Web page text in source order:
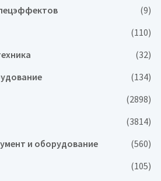
(9)
(110)
(32)
(134)
(2898)
(3814)
и оборудование
(560)
(105)